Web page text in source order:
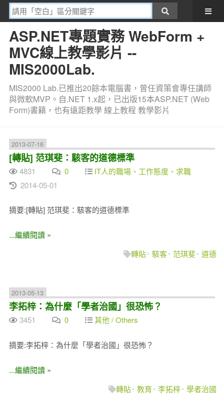
ASP.NET專題實務 WebForm +
MVC線上教學影片 --
MIS2000Lab.
MIS2000 Lab.已推出20餘本電腦書，曾任資策會專任講師
與微軟MVP。自.NET 1.x起，已出版15本ASP.NET (Web
Form)書籍，也有遠距教學 線上教程 教學影片
2013-07-16
[轉貼] 范琪斐：駭客的道德標準
4831 0
IT人的職場、工作態度、求職
2014-05-01
摘要:[轉貼] 范琪斐：駭客的道德標準
...繼續閱讀 »
轉貼
駭客 范琪斐 道德
2013-05-13
李拓梓：為什麼「學者治國」很恐怖？
3451 0 其他 / Others
摘要:李拓梓：為什麼「學者治國」很恐怖？
...繼續閱讀 »
轉貼 教育 李拓梓 學者治國